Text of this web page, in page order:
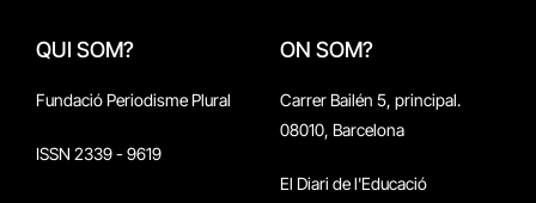
QUI SOM?
Fundació Periodisme Plural
ISSN 2339 - 9619
ON SOM?
Carrer Bailén 5, principal.
08010, Barcelona
El Diari de l'Educació